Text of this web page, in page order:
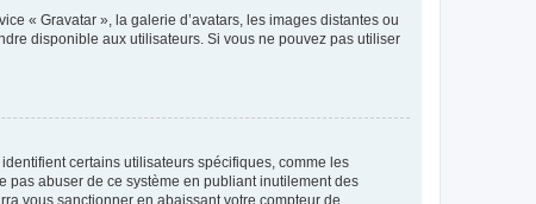
« Gravatar », la galerie d’avatars, les images distantes ou
disponible aux utilisateurs. Si vous ne pouvez pas utiliser
certains utilisateurs spécifiques, comme les
pas abuser de ce système en publiant inutilement des
vous sanctionner en abaissant votre compteur de